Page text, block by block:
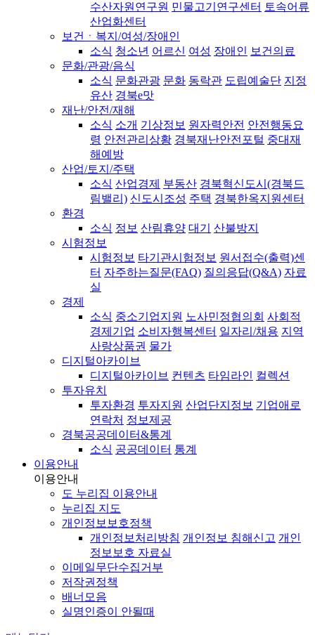
수산자원연구원 민물고기연구센터 토속어류
산업화센터
보건ㆍ복지/여성/장애인
소식 청소년 어르신 여성 장애인 보건의료
문화/관광/음식
소식 문화관광 문화 동락관 도립예술단 지정
유산 경북e맛
재난/안전/재해
소식 소개 기상정보 원자력안전 안전행동요
령 안전관리상황 경북재난안전포털 중대재
해예방
산업/토지/주택
소식 산업경제 부동산 경북혁신도시(경북드
림밸리) 신도시조성 주택 경북한옥지원센터
환경
소식 정보 산림휴양 대기
산불방지
시험정보
시험정보 타기관시험정보 원서접수(출력)센
터 자주하는질문(FAQ) 질의응답(Q&A) 자료
실
경제
소식 중소기업지원 노사민정협의회 사회적
경제기업 소비자행복센터 일자리/채용 지역
사랑상품권 물가
디지털아카이브
디지털아카이브 컨텐츠 타임라인 컬렉션
투자유치
투자환경 투자지원 산업단지정보 기업애로
연락처 정보제공
경북공공데이터&통계
소식 공공데이터 통계
이용안내
이용안내
도 누리집 이용안내
누리집 지도
개인정보보호정책
개인정보처리방침 개인정보 침해신고 개인
정보보호 자료실
이메일무단수집거부
저작권정책
배너모음
실명인증이 안될때